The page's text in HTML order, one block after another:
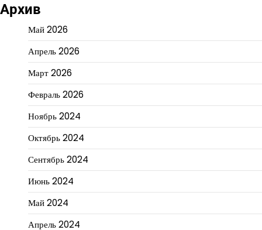
Архив
Май 2026
Апрель 2026
Март 2026
Февраль 2026
Ноябрь 2024
Октябрь 2024
Сентябрь 2024
Июнь 2024
Май 2024
Апрель 2024